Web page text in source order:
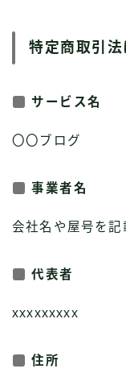
特定商取引
サービス名
〇〇ブログ
事業者名
会社名や屋号を記
代表者
xxxxxxxxx
住所